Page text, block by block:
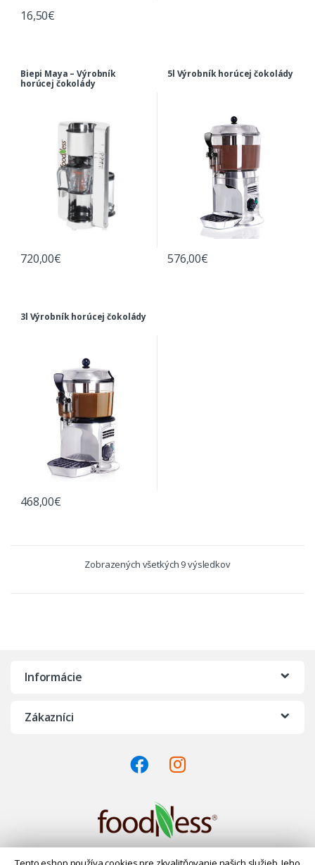
16,50€
Biepi Maya – Výrobník
horúcej čokolády
720,00€
5l Výrobník horúcej čokolády
576,00€
3l Výrobník horúcej čokolády
468,00€
Zobrazených všetkých 9 výsledkov
Informácie
Zákazníci
Kontaktujte nás na čísle